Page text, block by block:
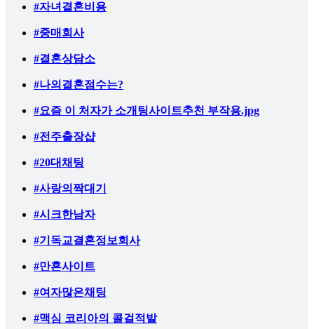
#자녀결혼비용
#중매회사
#결혼상담소
#나의결혼점수는?
#요즘 이 처자가 소개팅사이트추천 부작용.jpg
#전주출장샵
#20대채팅
#사랑의짝대기
#시크한남자
#기독교결혼정보회사
#만혼사이트
#여자많은채팅
#맥심 코리아의 콜걸적발